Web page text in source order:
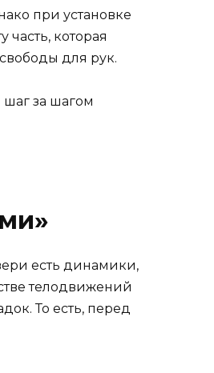
при установке
которая
для рук.
есть динамики,
телодвижений
То есть, перед